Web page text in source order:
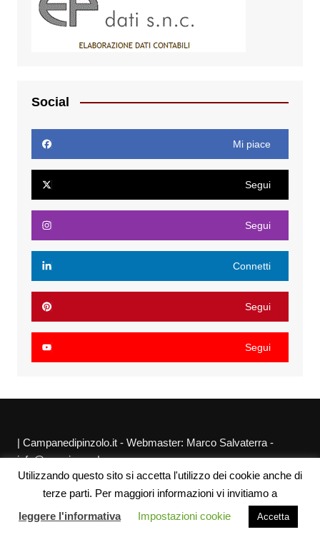
Social
Mi piace
Segui
Segui
Connetti
Segui
Segui
| Campanedipinzolo.it - Webmaster: Marco Salvaterra -
info@agraria.org |
Chi siamo Privacy Policy Sitemap Link utili
Utilizzando questo sito si accetta l'utilizzo dei cookie anche di
terze parti. Per maggiori informazioni vi invitiamo a
leggere l'informativa
Impostazioni cookie Accetta